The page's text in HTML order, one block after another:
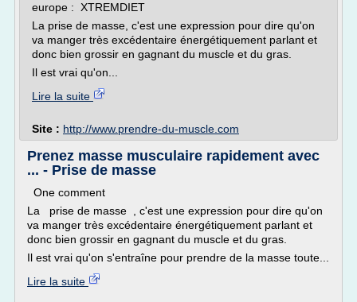
europe : XTREMDIET
La prise de masse, c'est une expression pour dire qu'on
va manger très excédentaire énergétiquement parlant et
donc bien grossir en gagnant du muscle et du gras.
Il est vrai qu'on...
Lire la suite
Site : http://www.prendre-du-muscle.com
Prenez masse musculaire rapidement avec
... - Prise de masse
One comment
La prise de masse , c'est une expression pour dire qu'on
va manger très excédentaire énergétiquement parlant et
donc bien grossir en gagnant du muscle et du gras.
Il est vrai qu'on s'entraîne pour prendre de la masse toute...
Lire la suite